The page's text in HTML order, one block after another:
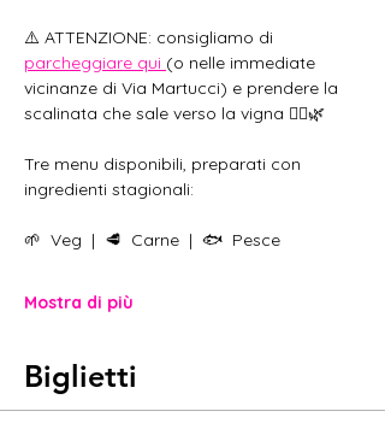
⚠️ ATTENZIONE: consigliamo di
parcheggiare qui (o nelle immediate
vicinanze di Via Martucci) e prendere la
scalinata che sale verso la vigna 🚶‍♂️🌿
Tre menu disponibili, preparati con
ingredienti stagionali:
🌱  Veg  |  🥩  Carne  |  🐟  Pesce
Mostra di più
Biglietti